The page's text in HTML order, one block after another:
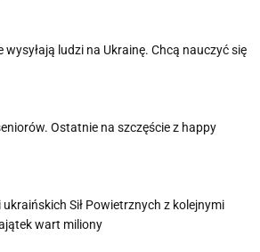
wysyłają ludzi na Ukrainę. Chcą nauczyć się
Ostatnie na szczęście z happy
Sił Powietrznych z kolejnymi
wart miliony